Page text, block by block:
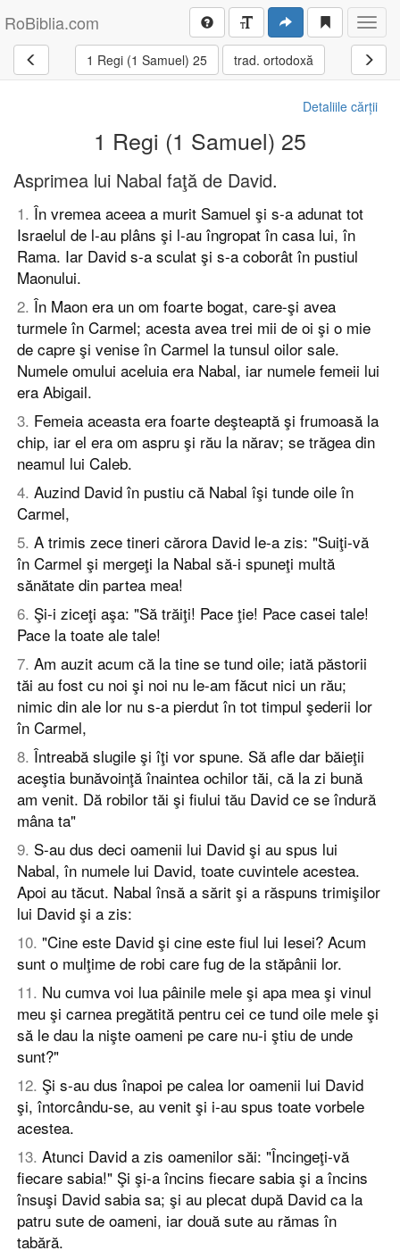
RoBiblia.com
1 Regi (1 Samuel) 25 trad. ortodoxă
Detaliile cărții
1 Regi (1 Samuel) 25
Asprimea lui Nabal faţă de David.
1. În vremea aceea a murit Samuel şi s-a adunat tot
Israelul de l-au plâns şi l-au îngropat în casa lui, în
Rama. Iar David s-a sculat şi s-a coborât în pustiul
Maonului.
2. În Maon era un om foarte bogat, care-şi avea
turmele în Carmel; acesta avea trei mii de oi şi o mie
de capre şi venise în Carmel la tunsul oilor sale.
Numele omului aceluia era Nabal, iar numele femeii lui
era Abigail.
3. Femeia aceasta era foarte deşteaptă şi frumoasă la
chip, iar el era om aspru şi rău la nărav; se trăgea din
neamul lui Caleb.
4. Auzind David în pustiu că Nabal îşi tunde oile în
Carmel,
5. A trimis zece tineri cărora David le-a zis: "Suiţi-vă
în Carmel şi mergeţi la Nabal să-i spuneţi multă
sănătate din partea mea!
6. Şi-i ziceţi aşa: "Să trăiţi! Pace ţie! Pace casei tale!
Pace la toate ale tale!
7. Am auzit acum că la tine se tund oile; iată păstorii
tăi au fost cu noi şi noi nu le-am făcut nici un rău;
nimic din ale lor nu s-a pierdut în tot timpul şederii lor
în Carmel,
8. Întreabă slugile şi îţi vor spune. Să afle dar băieţii
aceştia bunăvoinţă înaintea ochilor tăi, că la zi bună
am venit. Dă robilor tăi şi fiului tău David ce se îndură
mâna ta"
9. S-au dus deci oamenii lui David şi au spus lui
Nabal, în numele lui David, toate cuvintele acestea.
Apoi au tăcut. Nabal însă a sărit şi a răspuns trimişilor
lui David şi a zis:
10. "Cine este David şi cine este fiul lui Iesei? Acum
sunt o mulţime de robi care fug de la stăpânii lor.
11. Nu cumva voi lua pâinile mele şi apa mea şi vinul
meu şi carnea pregătită pentru cei ce tund oile mele şi
să le dau la nişte oameni pe care nu-i ştiu de unde
sunt?"
12. Şi s-au dus înapoi pe calea lor oamenii lui David
şi, întorcându-se, au venit şi i-au spus toate vorbele
acestea.
13. Atunci David a zis oamenilor săi: "Încingeţi-vă
fiecare sabia!" Şi şi-a încins fiecare sabia şi a încins
însuşi David sabia sa; şi au plecat după David ca la
patru sute de oameni, iar două sute au rămas în
tabără.